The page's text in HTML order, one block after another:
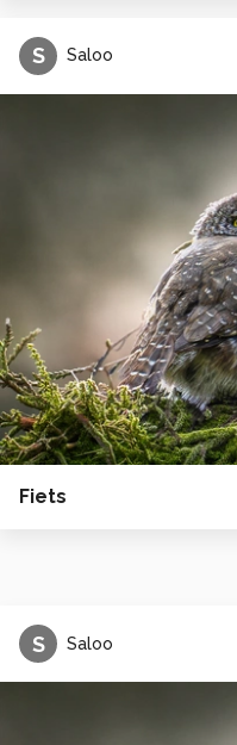
S Saloo
Fiets
S Saloo